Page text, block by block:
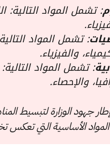
: تشمل المواد التالية:
: تشمل المواد
والفيزياء.
: تشمل المواد التالية:
والإحصاء.
جهود الوزارة لتبسيط
المواد الأساسية التي